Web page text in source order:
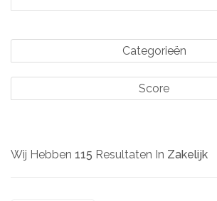
Categorieën
Score
Wij Hebben 115 Resultaten In Zakelijk